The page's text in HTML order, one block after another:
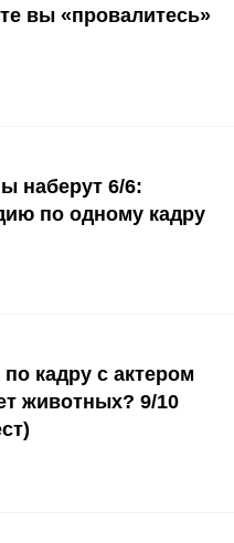
вы «провалитесь»
наберут 6/6:
по одному кадру
кадру с актером
животных? 9/10